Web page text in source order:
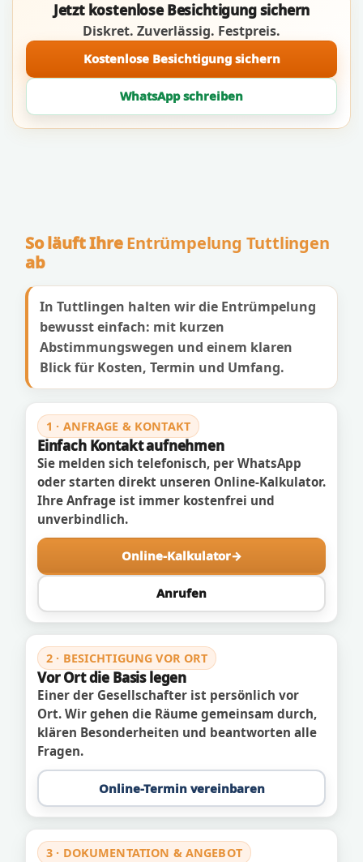
Jetzt kostenlose Besichtigung sichern
Diskret. Zuverlässig. Festpreis.
Kostenlose Besichtigung sichern
WhatsApp schreiben
So läuft IhreEntrümpelung Tuttlingen
ab
In Tuttlingen halten wir die Entrümpelung
bewusst einfach: mit kurzen
Abstimmungswegen und einem klaren
Blick für Kosten, Termin und Umfang.
1 · ANFRAGE & KONTAKT
Einfach Kontakt aufnehmen
Sie melden sich telefonisch, per WhatsApp
oder starten direkt unseren Online-Kalkulator.
Ihre Anfrage ist immer kostenfrei und
unverbindlich.
Online-Kalkulator
Anrufen
2 · BESICHTIGUNG VOR ORT
Vor Ort die Basis legen
Einer der Gesellschafter ist persönlich vor
Ort. Wir gehen die Räume gemeinsam durch,
klären Besonderheiten und beantworten alle
Fragen.
Online-Termin vereinbaren
3 · DOKUMENTATION & ANGEBOT